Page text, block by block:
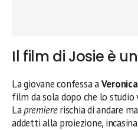
Il film di Josie è
La giovane confessa aVeronica
film da sola dopo che lo studio
Lapremiererischia di andare
addetti alla proiezione,